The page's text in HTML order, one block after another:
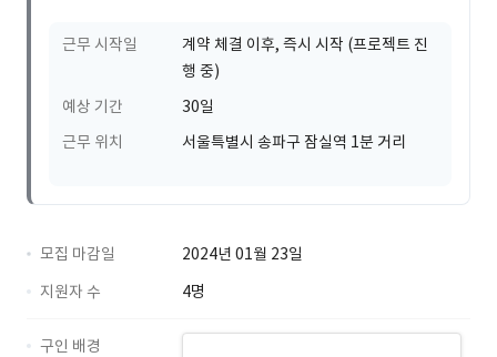
근무 시작일
계약 체결 이후, 즉시 시작 (프로젝트 진
행 중)
예상 기간
30일
근무 위치
서울특별시 송파구 잠실역 1분 거리
모집 마감일
2024년 01월 23일
지원자 수
4명
구인 배경